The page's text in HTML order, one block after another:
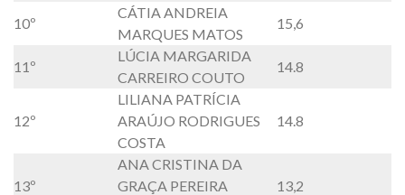
10º
CÁTIA ANDREIA
MARQUES MATOS
15,6
11º
LÚCIA MARGARIDA
CARREIRO COUTO
14.8
12º
LILIANA PATRÍCIA
ARAÚJO RODRIGUES
COSTA
14.8
13º
ANA CRISTINA DA
GRAÇA PEREIRA
13,2